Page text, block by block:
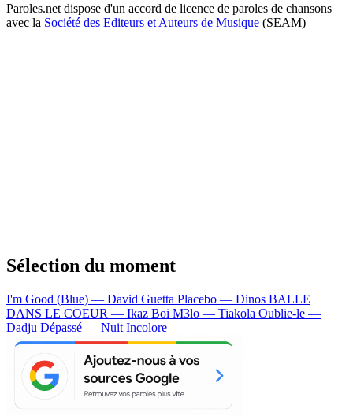
Paroles.net dispose d'un accord de licence de paroles de chansons
avec la Société des Editeurs et Auteurs de Musique (SEAM)
Sélection du moment
I'm Good (Blue) — David Guetta Placebo — Dinos BALLE
DANS LE COEUR — Ikaz Boi M3lo — Tiakola Oublie-le —
Dadju Dépassé — Nuit Incolore